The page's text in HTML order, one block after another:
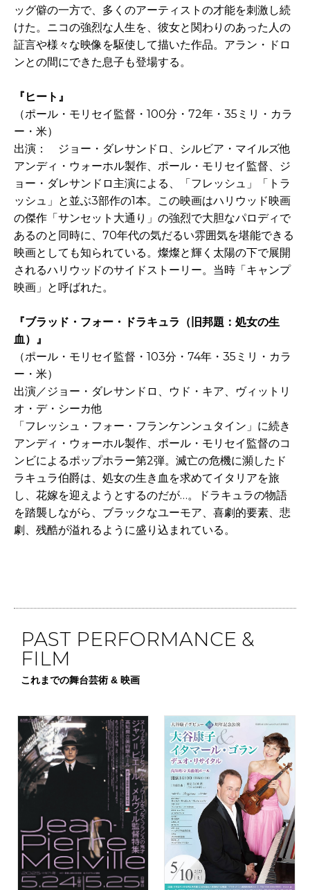
ッグ僻の一方で、多くのアーティストの才能を刺激し続
けた。ニコの強烈な人生を、彼女と関わりのあった人の
証言や様々な映像を駆使して描いた作品。アラン・ドロ
ンとの間にできた息子も登場する。
『ヒート』
（ポール・モリセイ監督・100分・72年・35ミリ・カラ
ー・米）
出演： ジョー・ダレサンドロ、シルビア・マイルズ他
アンディ・ウォーホル製作、ポール・モリセイ監督、ジ
ョー・ダレサンドロ主演による、「フレッシュ」「トラ
ッシュ」と並ぶ3部作の1本。この映画はハリウッド映画
の傑作「サンセット大通り」の強烈で大胆なパロディで
あるのと同時に、70年代の気だるい雰囲気を堪能できる
映画としても知られている。燦燦と輝く太陽の下で展開
されるハリウッドのサイドストーリー。当時「キャンプ
映画」と呼ばれた。
『ブラッド・フォー・ドラキュラ（旧邦題：処女の生
血）』
（ポール・モリセイ監督・103分・74年・35ミリ・カラ
ー・米）
出演／ジョー・ダレサンドロ、ウド・キア、ヴィットリ
オ・デ・シーカ他
「フレッシュ・フォー・フランケンンュタイン」に続き
アンディ・ウォーホル製作、ポール・モリセイ監督のコ
ンビによるポップホラー第2弾。滅亡の危機に瀕したド
ラキュラ伯爵は、処女の生き血を求めてイタリアを旅
し、花嫁を迎えようとするのだが…。ドラキュラの物語
を踏襲しながら、ブラックなユーモア、喜劇的要素、悲
劇、残酷が溢れるように盛り込まれている。
PAST PERFORMANCE &
FILM
これまでの舞台芸術 & 映画